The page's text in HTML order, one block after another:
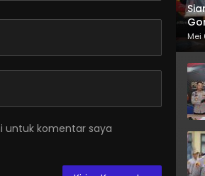
untuk komentar saya
Mei